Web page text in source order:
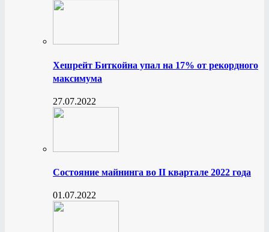
Хешрейт Биткойна упал на 17% от рекордного
максимума
27.07.2022
Состояние майнинга во II квартале 2022 года
01.07.2022